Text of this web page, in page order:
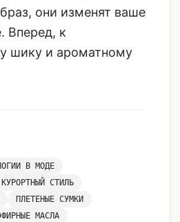
они изменят ваше
Вперед, к
шику и ароматному
В МОДЕ
КУРОРТНЫЙ СТИЛЬ
ПЛЕТЕНЫЕ СУМКИ
МАСЛА